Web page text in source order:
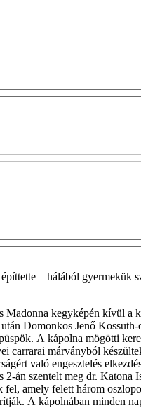
– hálából gyermekük
Madonna kegyképén kívül a
Domonkos Jenő
A kápolna mögötti
carrarai márványból
való engesztelés
án szentelt meg dr. Katona
fel, amely felett három
A kápolnában minden